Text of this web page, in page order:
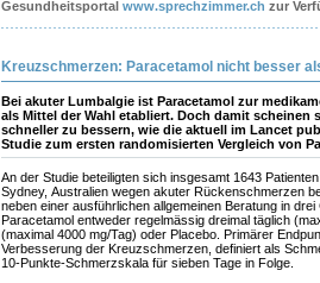
Gesundheitsportal www.sprechzimmer.ch zur
Kreuzschmerzen: Paracetamol nicht besser
Bei akuter Lumbalgie ist Paracetamol zur
als Mittel der Wahl etabliert. Doch damit scheinen
schneller zu bessern, wie die aktuell im Lancet
Studie zum ersten randomisierten Vergleich von
An der Studie beteiligten sich insgesamt 1643
Sydney, Australien wegen akuter Rückenschmerzen
neben einer ausführlichen allgemeinen Beratung in
Paracetamol entweder regelmässig dreimal täglich
(maximal 4000 mg/Tag) oder Placebo. Primärer
Verbesserung der Kreuzschmerzen, definiert als
10-Punkte-Schmerzskala für sieben Tage in Folge.